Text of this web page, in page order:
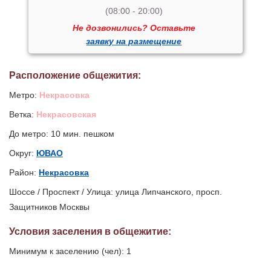
(08:00 - 20:00)
Не дозвонились? Оставьте
заявку на размещение
Расположение общежития:
Метро: Некрасовка
Ветка: Некрасовская
До метро: 10 мин. пешком
Округ: ЮВАО
Район: Некрасовка
Шоссе / Проспект / Улица: улица Липчанского, просп.
Защитников Москвы
Условия заселения в общежитие:
Минимум к заселению (чел): 1